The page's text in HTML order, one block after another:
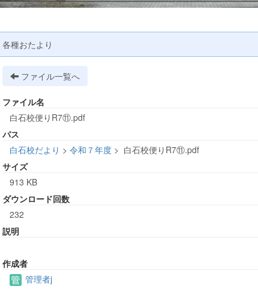
各種おたより
ファイル一覧へ
ファイル名
白石校便りR7⑪.pdf
パス
白石校だより > 令和７年度> 白石校便りR7⑪.pdf
サイズ
913 KB
ダウンロード回数
232
説明
作成者
管理者j